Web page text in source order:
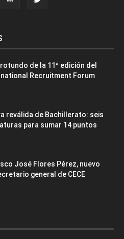
de la 11ª edición del
Recruitment Forum
reválida de Bachillerato: seis
para sumar 14 puntos
José Flores Pérez, nuevo
general de CECE